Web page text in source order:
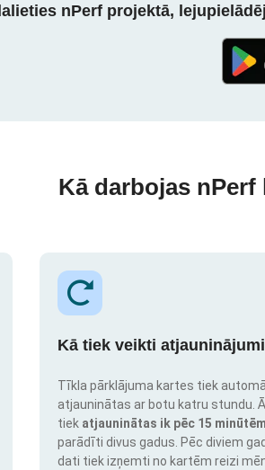
nPerf projektā,
Kā darbojas nPerf
Kā tiek veikti
Tīkla pārklājuma kartes tiek
atjauninātas ar botu katru stundu.
tiek atjauninātas ik pēc 15 minūtēm
parādīti divus gadus. Pēc diviem
dati tiek izņemti no kartēm reizi